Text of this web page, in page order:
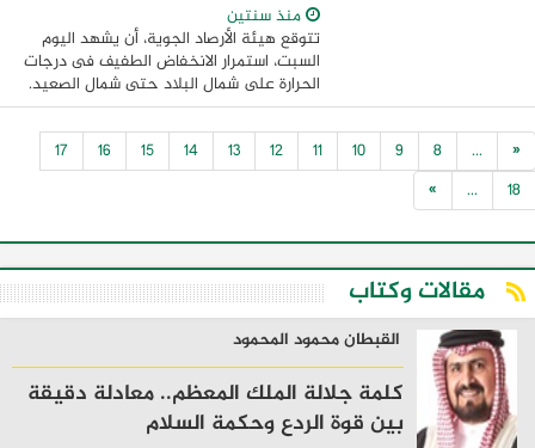
منذ سنتين
تتوقع هيئة الأرصاد الجوية، أن يشهد اليوم
السبت، استمرار الانخفاض الطفيف فى درجات
الحرارة على شمال البلاد حتى شمال الصعيد.
وكشف الدكتور محمود شاهين، مدير عام إدارة
التنبؤات الجوية والانذار المبكر ...
«
...
8
9
10
11
12
13
14
15
16
17
18
...
»
مقالات وكتاب
القبطان محمود المحمود
كلمة جلالة الملك المعظم.. معادلة دقيقة
بين قوة الردع وحكمة السلام